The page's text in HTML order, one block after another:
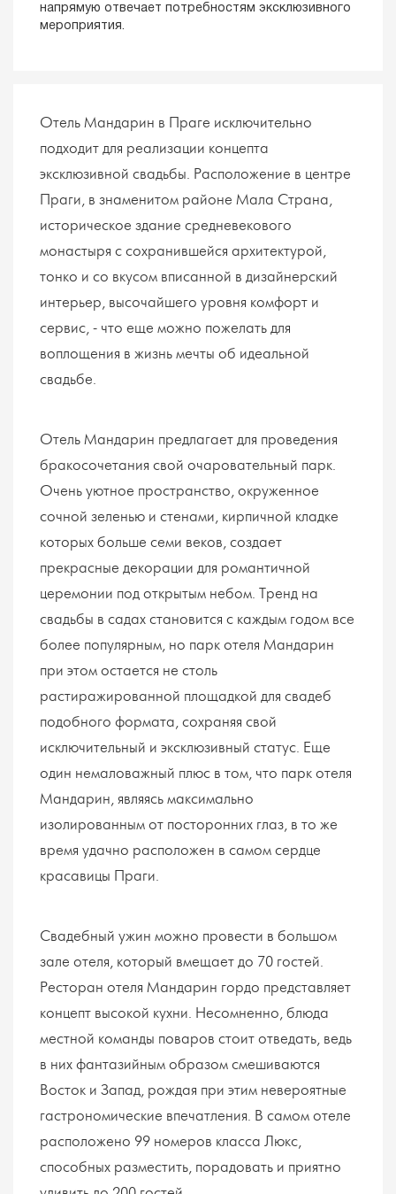
напрямую отвечает потребностям эксклюзивного
мероприятия.
Отель Мандарин в Праге исключительно
подходит для реализации концепта
эксклюзивной свадьбы. Расположение в центре
Праги, в знаменитом районе Мала Страна,
историческое здание средневекового
монастыря с сохранившейся архитектурой,
тонко и со вкусом вписанной в дизайнерский
интерьер, высочайшего уровня комфорт и
сервис, - что еще можно пожелать для
воплощения в жизнь мечты об идеальной
свадьбе.
Отель Мандарин предлагает для проведения
бракосочетания свой очаровательный парк.
Очень уютное пространство, окруженное
сочной зеленью и стенами, кирпичной кладке
которых больше семи веков, создает
прекрасные декорации для романтичной
церемонии под открытым небом. Тренд на
свадьбы в садах становится с каждым годом все
более популярным, но парк отеля Мандарин
при этом остается не столь
растиражированной площадкой для свадеб
подобного формата, сохраняя свой
исключительный и эксклюзивный статус. Еще
один немаловажный плюс в том, что парк отеля
Мандарин, являясь максимально
изолированным от посторонних глаз, в то же
время удачно расположен в самом сердце
красавицы Праги.
Свадебный ужин можно провести в большом
зале отеля, который вмещает до 70 гостей.
Ресторан отеля Мандарин гордо представляет
концепт высокой кухни. Несомненно, блюда
местной команды поваров стоит отведать, ведь
в них фантазийным образом смешиваются
Восток и Запад, рождая при этим невероятные
гастрономические впечатления. В самом отеле
расположено 99 номеров класса Люкс,
способных разместить, порадовать и приятно